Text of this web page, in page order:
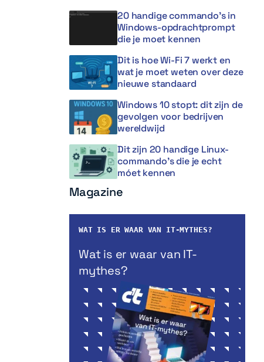
20 handige commando’s in
Windows-opdrachtprompt
die je moet kennen
Dit is hoe Wi-Fi 7 werkt en
wat je moet weten over deze
nieuwe standaard
Windows 10 stopt: dit zijn de
gevolgen voor bedrijven
wereldwijd
Dit zijn 20 handige Linux-
commando’s die je echt
móet kennen
Magazine
WAT IS ER WAAR VAN IT-MYTHES?
Wat is er waar van IT-
mythes?